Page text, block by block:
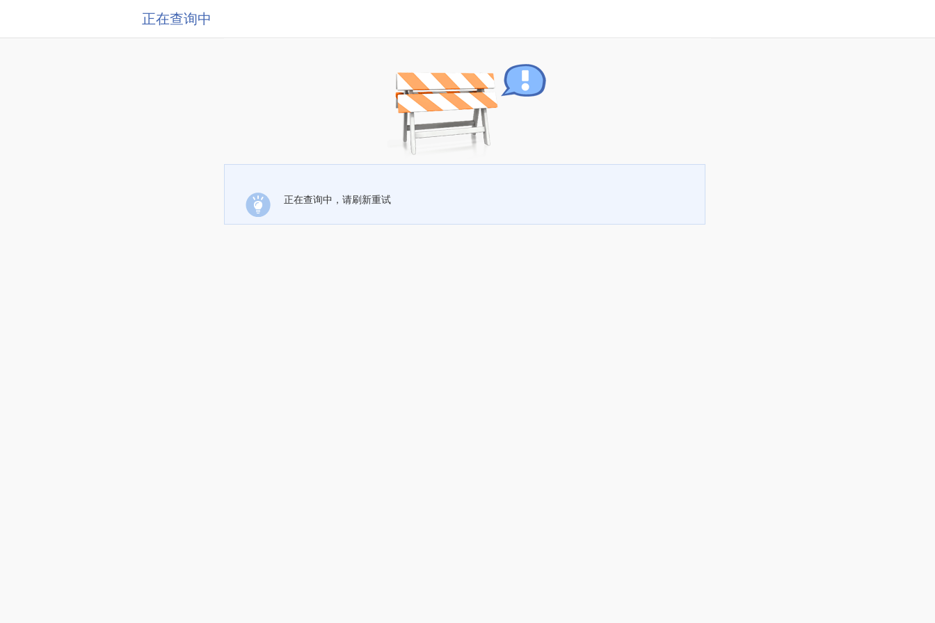
正在查询中
正在查询中，请刷新重试